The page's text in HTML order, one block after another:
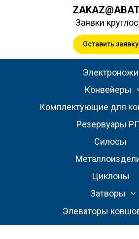
Заявки
Оставить заявку
Электроножи
Конвейеры
Комплектующие для
Резервуары
Силосы
Циклоны
Затворы
Элеваторы